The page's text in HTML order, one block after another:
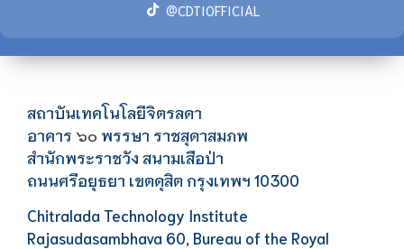
@CDTIOFFICIAL
สถาบันเทคโนโลยีจิตรลดา
อาคาร ๖๐ พรรษา ราชสุดาสมภพ
สำนักพระราชวัง สนามเสือป่า
ถนนศรีอยุธยา เขตดุสิต กรุงเทพฯ 10300
Chitralada Technology Institute
Rajasudasambhava 60, Bureau of the Royal